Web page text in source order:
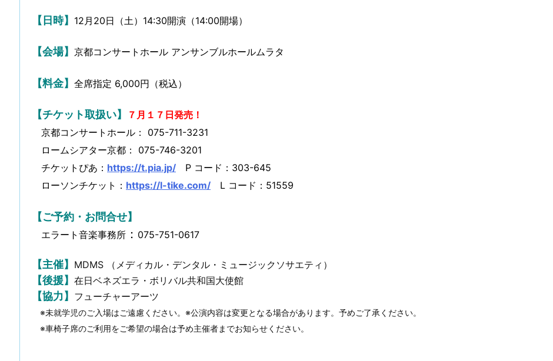
【日時】 12月20日（土）14:30開演（14:00開場）
【会場】 京都コンサートホール アンサンブルホールムラタ
【料金】 全席指定 6,000円（税込）
【チケット取扱い】
７月１７日発売！
京都コンサートホール： 075-711-3231
ロームシアター京都： 075-746-3201
チケットぴあ： https://t.pia.jp/
P コード：303-645
ローソンチケット： https://l-tike.com/ L コード：51559
【ご予約・お問合せ】
エラート音楽事務所 ： 075-751-0617
【主催】 MDMS （メディカル・デンタル・ミュージックソサエティ）
【後援】 在日ベネズエラ・ボリバル共和国大使館
【協力】 フューチャーアーツ
※未就学児のご入場はご遠慮ください。※公演内容は変更となる場合があります。予めご了承ください。
※車椅子席のご利用をご希望の場合は予め主催者までお知らせください。